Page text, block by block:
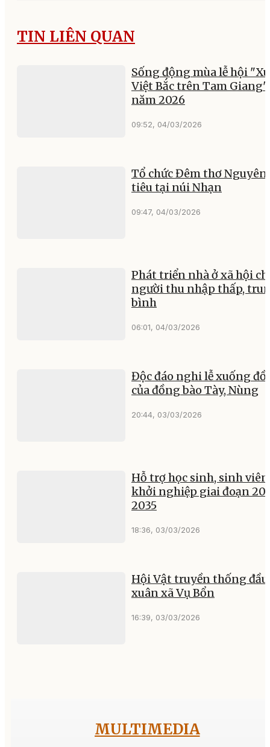
TIN LIÊN QUAN
Sống động mùa lễ hội
Việt Bắc trên Tam Giang"
năm 2026
09:52, 04/03/2026
Tổ chức Đêm thơ Nguyên
tiêu tại núi Nhạn
09:47, 04/03/2026
Phát triển nhà ở xã hội
người thu nhập thấp,
bình
06:01, 04/03/2026
Độc đáo nghi lễ xuống
của đồng bào Tày, Nùng
20:44, 03/03/2026
Hỗ trợ học sinh, sinh viên
khởi nghiệp giai đoạn
2035
18:36, 03/03/2026
Hội Vật truyền thống đầu
xuân xã Vụ Bổn
16:39, 03/03/2026
MULTIMEDIA